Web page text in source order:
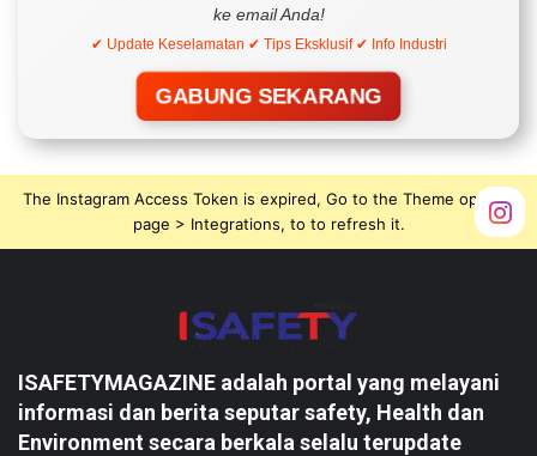
ke email Anda!
✔ Update Keselamatan ✔ Tips Eksklusif ✔ Info Industri
GABUNG SEKARANG
The Instagram Access Token is expired, Go to the Theme options
page > Integrations, to to refresh it.
ISAFETYMAGAZINE adalah portal yang melayani
informasi dan berita seputar safety, Health dan
Environment secara berkala selalu terupdate